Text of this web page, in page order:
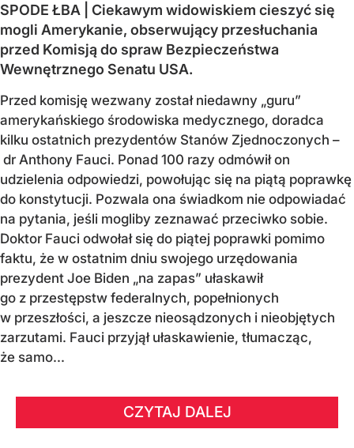
SPODE ŁBA | Ciekawym widowiskiem cieszyć się
mogli Amerykanie, obserwujący przesłuchania
przed Komisją do spraw Bezpieczeństwa
Wewnętrznego Senatu USA.
Przed komisję wezwany został niedawny „guru”
amerykańskiego środowiska medycznego, doradca
kilku ostatnich prezydentów Stanów Zjednoczonych –
dr Anthony Fauci. Ponad 100 razy odmówił on
udzielenia odpowiedzi, powołując się na piątą poprawkę
do konstytucji. Pozwala ona świadkom nie odpowiadać
na pytania, jeśli mogliby zeznawać przeciwko sobie.
Doktor Fauci odwołał się do piątej poprawki pomimo
faktu, że w ostatnim dniu swojego urzędowania
prezydent Joe Biden „na zapas” ułaskawił
go z przestępstw federalnych, popełnionych
w przeszłości, a jeszcze nieosądzonych i nieobjętych
zarzutami. Fauci przyjął ułaskawienie, tłumacząc,
że samo...
CZYTAJ DALEJ